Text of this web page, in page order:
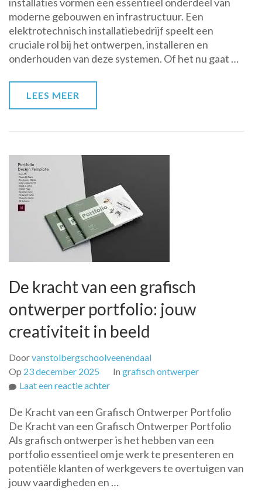
een
Elektrotechnisch
Installatiebedrijf
voor
Betrouwbare
moderne gebouwen en infrastructuur. Een
elektrotechnisch installatiebedrijf speelt een
cruciale rol bij het ontwerpen, installeren en
onderhouden van deze systemen. Of het nu gaat …
LEES MEER
De kracht van een grafisch
ontwerper portfolio: jouw
creativiteit in beeld
Doorvanstolbergschoolveenendaal
Op 23 december 2025 In grafisch ontwerper
Laat een reactie achterop
kracht
van
een
grafisch
ontwerper
portfolio:
De Kracht van een Grafisch Ontwerper Portfolio
De Kracht van een Grafisch Ontwerper Portfolio
Als grafisch ontwerper is het hebben van een
portfolio essentieel om je werk te presenteren en
potentiële klanten of werkgevers te overtuigen van
jouw vaardigheden en …